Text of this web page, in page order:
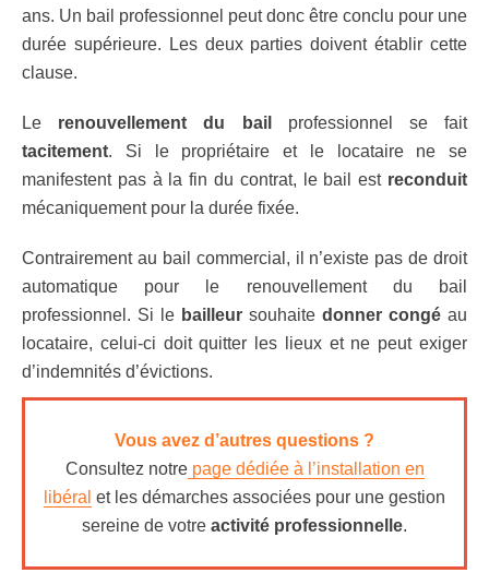
ans. Un bail professionnel peut donc être conclu pour une
durée supérieure. Les deux parties doivent établir cette
clause.
Le renouvellement du bail
professionnel se fait
tacitement. Si le propriétaire et le locataire ne se
manifestent pas à la fin du contrat, le bail est reconduit
mécaniquement pour la durée fixée.
Contrairement au bail commercial, il n’existe pas de droit
automatique pour le renouvellement du bail
professionnel. Si le bailleur souhaite donner congé au
locataire, celui-ci doit quitter les lieux et ne peut exiger
d’indemnités d’évictions.
Vous avez d’autres questions ?
Consultez notre page dédiée à l’installation en
libéral et les démarches associées pour une gestion
sereine de votre activité professionnelle.